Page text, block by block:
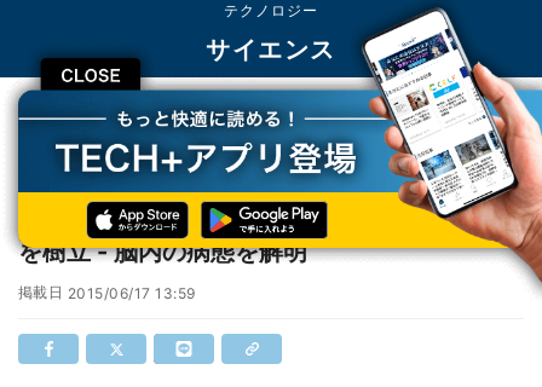
CLOSE
テクノロジー
サイエンス
TECH+ テクノロジー
サイエンス
慶大など、パーキンソン病患者由来のiPS細胞を樹立 - 脳内の病態を解明
慶大など、パーキンソン病患者由来のiPS細胞
を樹立 - 脳内の病態を解明
掲載日 2015/06/17 13:59